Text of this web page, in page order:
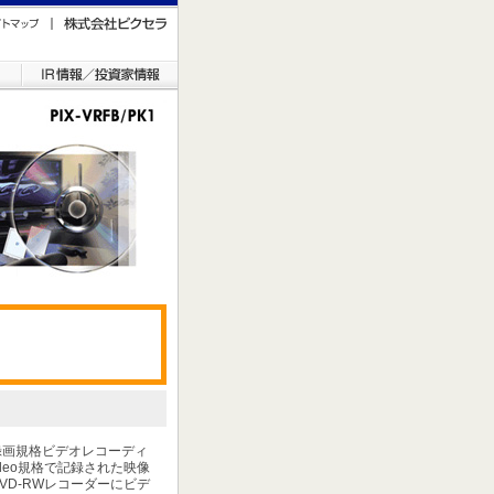
規格ビデオレコーディ
規格で記録された映像
RWレコーダーにビデ